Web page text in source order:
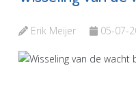
Erik Meijer 05-07-